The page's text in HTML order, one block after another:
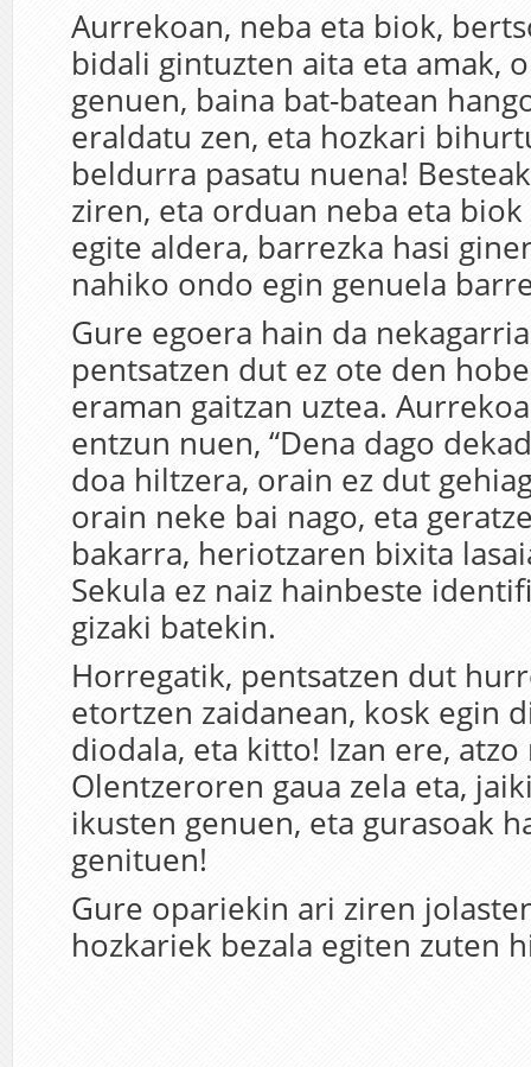
Aurrekoan, neba eta biok,
bidali gintuzten aita eta amak,
genuen, baina bat-batean
eraldatu zen, eta hozkari
beldurra pasatu nuena!
ziren, eta orduan neba eta
egite aldera, barrezka hasi
nahiko ondo egin genuela
Gure egoera hain da
pentsatzen dut ez ote den
eraman gaitzan uztea.
entzun nuen, “Dena dago
doa hiltzera, orain ez dut
orain neke bai nago, eta
bakarra, heriotzaren bixita
Sekula ez naiz hainbeste
gizaki batekin.
Horregatik, pentsatzen dut
etortzen zaidanean, kosk egin
diodala, eta kitto! Izan ere,
Olentzeroren gaua zela eta,
ikusten genuen, eta gurasoak
genituen!
Gure opariekin ari ziren
hozkariek bezala egiten zuten